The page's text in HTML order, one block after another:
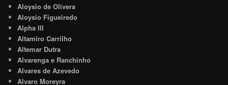
Aloysio de Olivera
Aloysio Figueiredo
Alpha III
Altamiro Carrilho
Altemar Dutra
Alvarenga e Ranchinho
Alvares de Azevedo
Alvaro Moreyra